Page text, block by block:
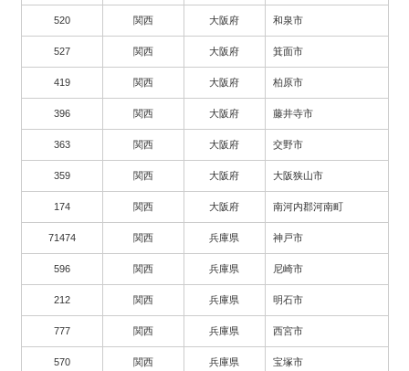
520 関西 大阪府 和泉市
527 関西 大阪府 箕面市
419 関西 大阪府 柏原市
396 関西 大阪府 藤井寺市
363 関西 大阪府 交野市
359 関西 大阪府 大阪狭山市
174 関西 大阪府 南河内郡河南町
71474 関西 兵庫県 神戸市
596 関西 兵庫県 尼崎市
212 関西 兵庫県 明石市
777 関西 兵庫県 西宮市
570 関西 兵庫県 宝塚市